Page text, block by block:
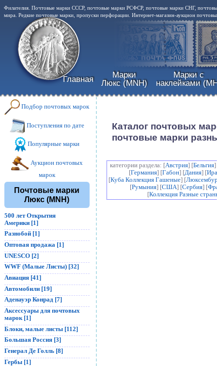
Филателия. Почтовые марки СССР, почтовые марки РСФСР, почтовые марки СНГ,
мира. Редкие почтовые марки, пропуски перфорации. Интернет-магазин-аукцион
Главная
Марки
Люкс (MNH)
Марки с
наклейками
Подбор почтовых марок
Поступления по дате
Популярные марки
Аукцион почтовых
марок
Почтовые марки
Люкс (MNH)
500 лет Открытия
Америки [1]
Разнобой [1]
Оптовая продажа [1]
UNESCO [2]
WWF (Малые Листы) [32]
Авиация [41]
Автомобили [19]
Аденауэр Конрад [7]
Аксессуары для почтовых
марок [1]
Блоки, малые листы [112]
Большая Россия [3]
Генерал Де Голль [8]
Гербы [1]
Каталог почтовых
почтовые марки
категории раздела: [Австрия] [Бельгия]
[Германия] [Габон] [Дания] [
[Куба Коллекция Гашеные] [
[Румыния] [США] [Сербия] [
[Коллекция Разные